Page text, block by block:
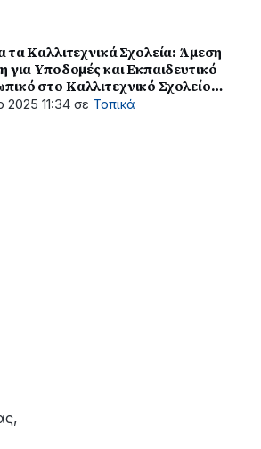
τα Καλλιτεχνικά Σχολεία: Άμεση
για Υποδομές και Εκπαιδευτικό
στο Καλλιτεχνικό Σχολείο
11:34 σε Τοπικά